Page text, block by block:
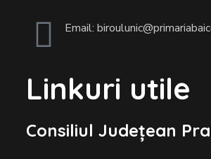
Email:
Linkuri utile
Consiliul Județean